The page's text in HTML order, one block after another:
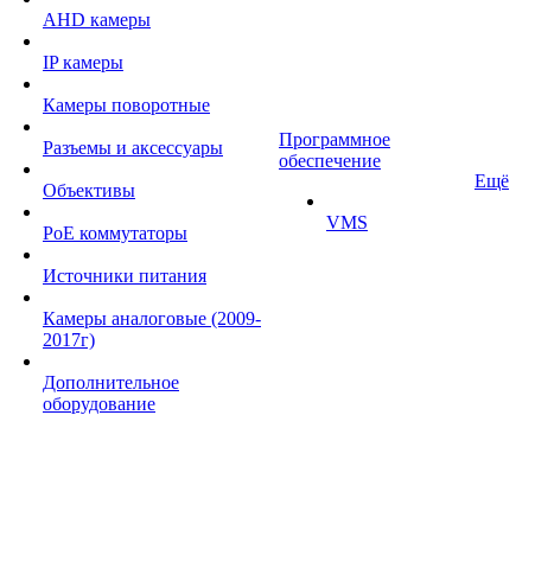
AHD камеры
IP камеры
Камеры поворотные
Разъемы и аксессуары
Объективы
PoE коммутаторы
Источники питания
Камеры аналоговые (2009-
2017г)
Дополнительное
оборудование
Программное
обеспечение
VMS
Ещё